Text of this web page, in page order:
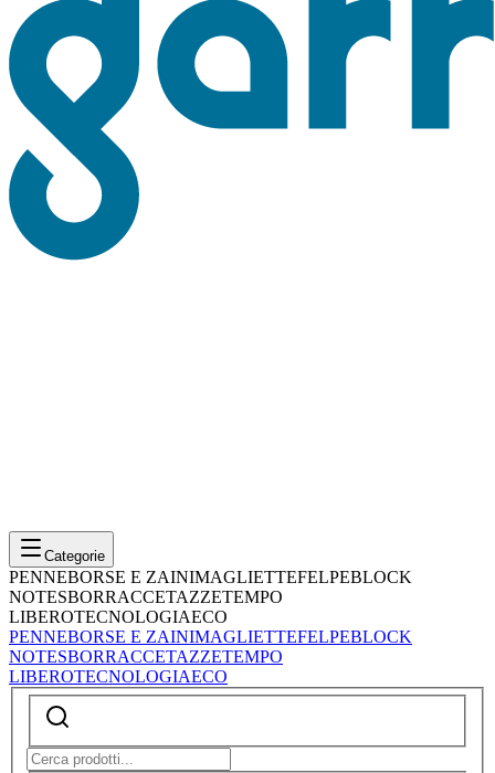
Categorie
PENNEBORSE E ZAINIMAGLIETTEFELPEBLOCK
NOTESBORRACCETAZZETEMPO
LIBEROTECNOLOGIAECO
PENNEBORSE E ZAINIMAGLIETTEFELPEBLOCK
NOTESBORRACCETAZZETEMPO
LIBEROTECNOLOGIAECO